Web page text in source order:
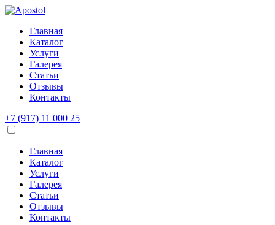
Главная
Каталог
Услуги
Галерея
Статьи
Отзывы
Контакты
+7 (917) 11 000 25
Главная
Каталог
Услуги
Галерея
Статьи
Отзывы
Контакты